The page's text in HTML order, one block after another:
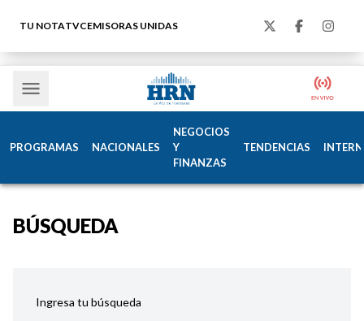
TU NOTATVCEMISORAS UNIDAS
PROGRAMAS NACIONALES
NEGOCIOS
Y
FINANZAS
TENDENCIAS
BÚSQUEDA
Ingresa tu búsqueda